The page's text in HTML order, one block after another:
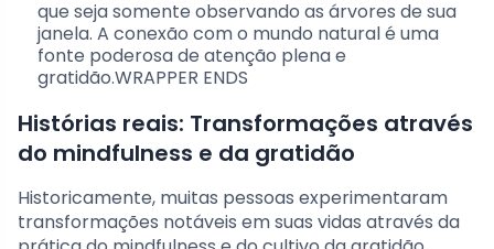
que seja somente observando as árvores de sua
janela. A conexão com o mundo natural é uma
fonte poderosa de atenção plena e
gratidão.WRAPPER ENDS
Histórias reais: Transformações através
do mindfulness e da gratidão
Historicamente, muitas pessoas experimentaram
transformações notáveis em suas vidas através da